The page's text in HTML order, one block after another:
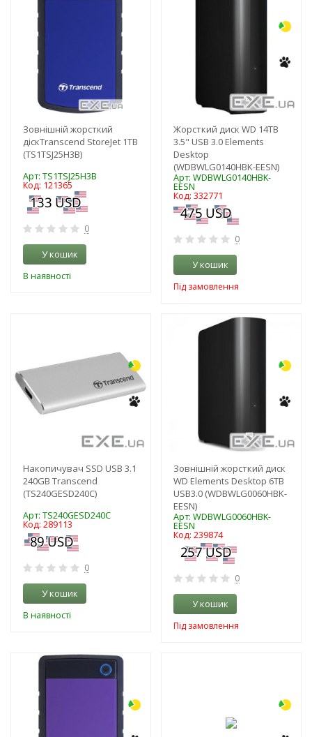
Зовнішній жорсткий
діскTranscend StoreJet 1TB
(TS1TSJ25H3B)
Арт: TS1TSJ25H3B
Код: 121365
0
У кошик
В наявності
Жорсткий диск WD 14TB
3.5" USB 3.0 Elements
Desktop
(WDBWLG0140HBK-EESN)
Арт: WDBWLG0140HBK-
EESN
Код: 332771
0
У кошик
Під замовлення
Накопичувач SSD USB 3.1
240GB Transcend
(TS240GESD240C)
Арт: TS240GESD240C
Код: 289113
0
У кошик
В наявності
Зовнішній жорсткий диск
WD Elements Desktop 6TB
USB3.0 (WDBWLG0060HBK-
EESN)
Арт: WDBWLG0060HBK-
EESN
Код: 239874
0
У кошик
Під замовлення